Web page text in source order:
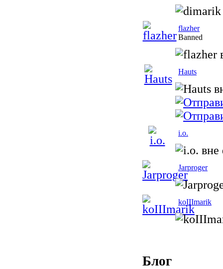
flazher
Banned
Hauts
i.o.
Jarproger
koIIImarik
Блог